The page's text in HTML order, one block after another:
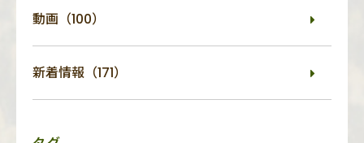
動画（100）
新着情報（171）